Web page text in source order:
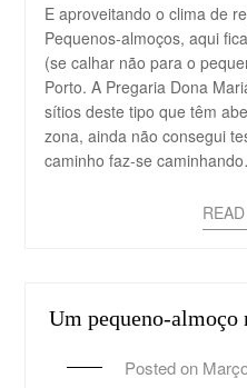
E aproveitando o clima de
Pequenos-almoços, aqui
(se calhar não para o
Porto. A Pregaria Dona
sítios deste tipo que têm
zona, ainda não consegui
caminho faz-se
Um pequeno-almoço
Posted on